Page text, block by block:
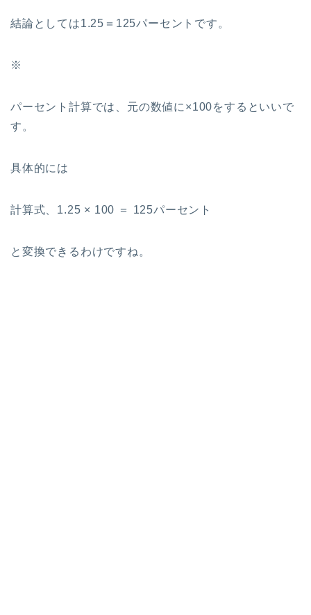
結論としては1.25＝125パーセントです。
※
パーセント計算では、元の数値に×100をするといいで
す。
具体的には
計算式、1.25 × 100 ＝ 125パーセント
と変換できるわけですね。